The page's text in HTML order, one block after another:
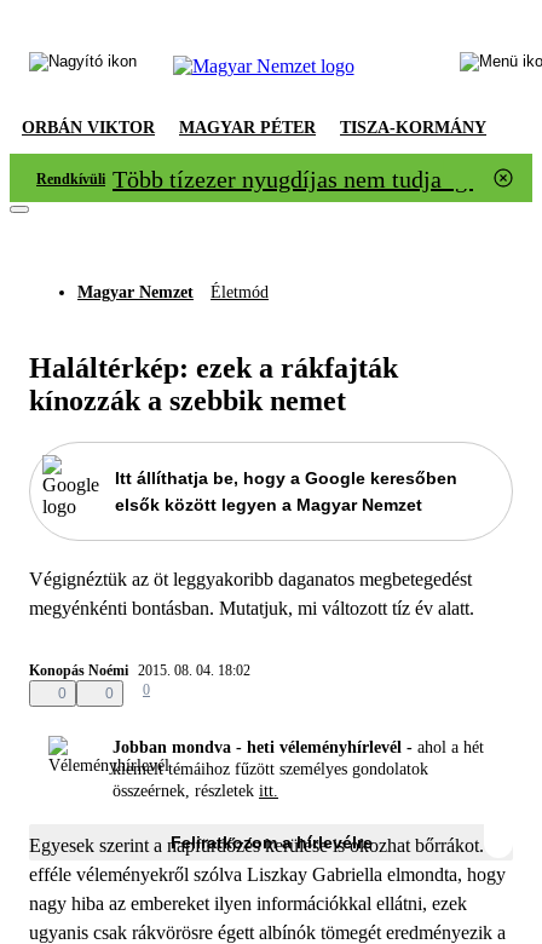
ORBÁN VIKTOR MAGYAR PÉTER TISZA-KORMÁNY
Rendkívüli Több tízezer nyugdíjas nem tudja igazolni
Magyar Nemzet Életmód
Haláltérkép: ezek a rákfajták
kínozzák a szebbik nemet
Itt állíthatja be, hogy a Google keresőben
elsők között legyen a Magyar Nemzet
Végignéztük az öt leggyakoribb daganatos megbetegedést
megyénkénti bontásban. Mutatjuk, mi változott tíz év alatt.
Konopás Noémi 2015. 08. 04. 18:02
0
0 0
Jobban mondva - heti véleményhírlevél - ahol a hét
kiemelt témáihoz fűzött személyes gondolatok
összeérnek, részletek itt.
Feliratkozom a hírlevélre
Egyesek szerint a napfürdőzés kerülése is okozhat bőrrákot. Az
efféle véleményekről szólva Liszkay Gabriella elmondta, hogy
nagy hiba az embereket ilyen információkkal ellátni, ezek
ugyanis csak rákvörösre égett albínók tömegét eredményezik a